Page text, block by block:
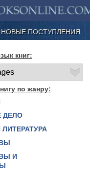
НОВЫЕ ПОСТУПЛЕНИЯ
книг:
по жанру:
ДЕЛО
И